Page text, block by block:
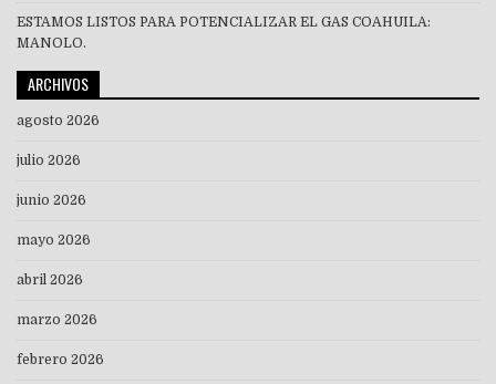
ESTAMOS LISTOS PARA POTENCIALIZAR EL GAS COAHUILA:
MANOLO.
ARCHIVOS
agosto 2026
julio 2026
junio 2026
mayo 2026
abril 2026
marzo 2026
febrero 2026